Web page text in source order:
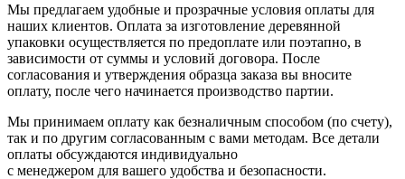
Мы предлагаем удобные и прозрачные условия оплаты для
наших клиентов. Оплата за изготовление деревянной
упаковки осуществляется по предоплате или поэтапно, в
зависимости от суммы и условий договора. После
согласования и утверждения образца заказа вы вносите
оплату, после чего начинается производство партии.
Мы принимаем оплату как безналичным способом (по счету),
так и по другим согласованным с вами методам. Все детали
оплаты обсуждаются индивидуально
с менеджером для вашего удобства и безопасности.